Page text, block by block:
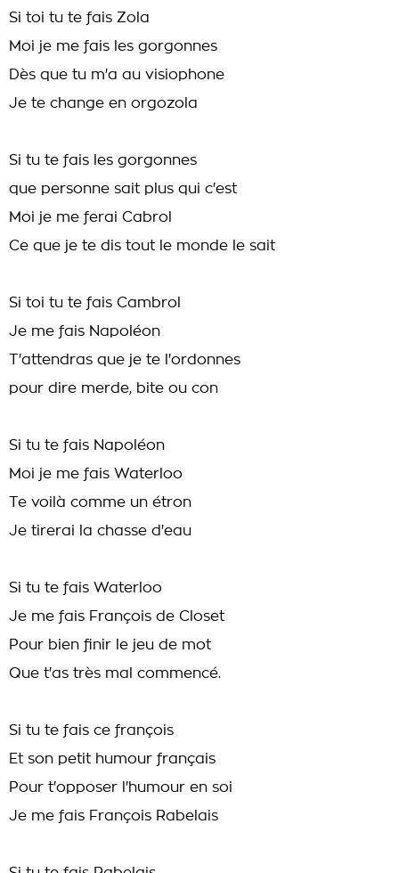
Si toi tu te fais Zola
Moi je me fais les gorgonnes
Dès que tu m'a au visiophone
Je te change en orgozola
Si tu te fais les gorgonnes
que personne sait plus qui c'est
Moi je me ferai Cabrol
Ce que je te dis tout le monde le sait
Si toi tu te fais Cambrol
Je me fais Napoléon
T'attendras que je te l'ordonnes
pour dire merde, bite ou con
Si tu te fais Napoléon
Moi je me fais Waterloo
Te voilà comme un étron
Je tirerai la chasse d'eau
Si tu te fais Waterloo
Je me fais François de Closet
Pour bien finir le jeu de mot
Que t'as très mal commencé.
Si tu te fais ce françois
Et son petit humour français
Pour t'opposer l'humour en soi
Je me fais François Rabelais